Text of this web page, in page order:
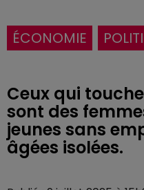
ÉCONOMIE
Ceux qui
sont des
jeunes sans
âgées isolées.